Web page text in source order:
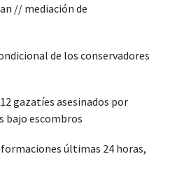
// mediación de
de los conservadores
gazatíes asesinados por
bajo escombros
últimas 24 horas,